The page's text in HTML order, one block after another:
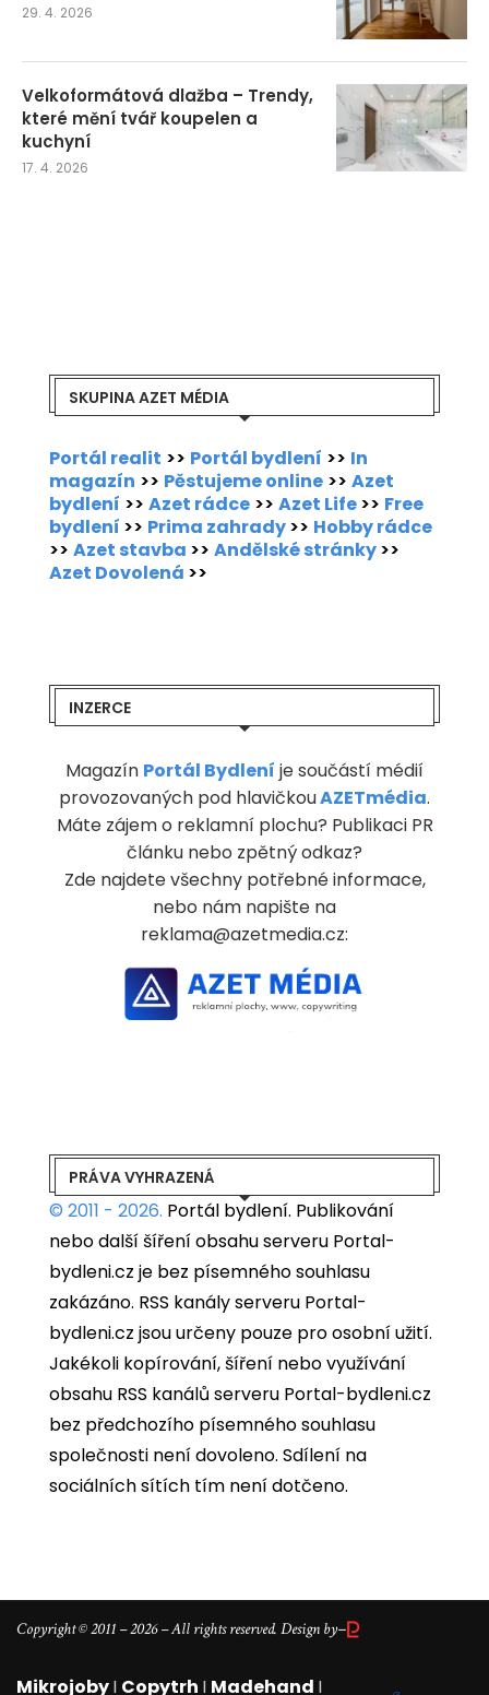
29. 4. 2026
Velkoformátová dlažba – Trendy,
které mění tvář koupelen a
kuchyní
17. 4. 2026
SKUPINA AZET MÉDIA
Portál realit >> Portál bydlení >> In
magazín >> Pěstujeme online >> Azet
bydlení >> Azet rádce >> Azet Life>> Free
bydlení >> Prima zahrady>> Hobby rádce
>> Azet stavba >> Andělské stránky>>
Azet Dovolená >>
INZERCE
Magazín Portál Bydlení je součástí médií
provozovaných pod hlavičkouAZETmédia.
Máte zájem o reklamní plochu? Publikaci PR
článku nebo zpětný odkaz?
Zde najdete všechny potřebné informace,
nebo nám napište na
reklama@azetmedia.cz:
PRÁVA VYHRAZENÁ
© 2011 - 2026. Portál bydlení. Publikování
nebo další šíření obsahu serveru Portal-
bydleni.cz je bez písemného souhlasu
zakázáno. RSS kanály serveru Portal-
bydleni.cz jsou určeny pouze pro osobní užití.
Jakékoli kopírování, šíření nebo využívání
obsahu RSS kanálů serveru Portal-bydleni.cz
bez předchozího písemného souhlasu
společnosti není dovoleno. Sdílení na
sociálních sítích tím není dotčeno.
Copyright © 2011 – 2026 – All rights reserved. Design by–
MikrojobyI Copytrh I Madehand I